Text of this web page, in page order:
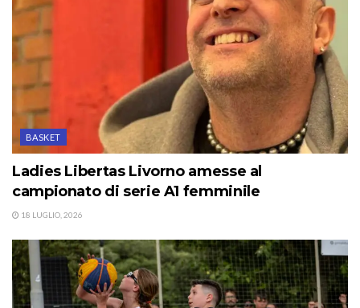
BASKET
Ladies Libertas Livorno amesse al
campionato di serie A1 femminile
18 LUGLIO, 2026